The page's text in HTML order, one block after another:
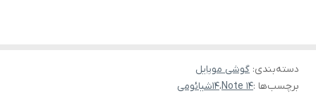
دسته‌بندی: گوشی موبایل
برچسب‌ها :Note 14،14شیائومی